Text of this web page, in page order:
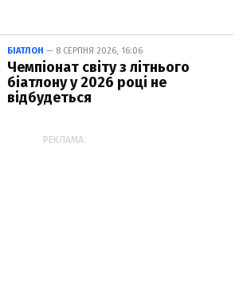
БІАТЛОН — 8 СЕРПНЯ 2026, 16:06
Чемпіонат світу з літнього
біатлону у 2026 році не
відбудеться
РЕКЛАМА: